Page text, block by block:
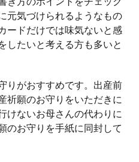
元気づけられるようなもの
ードだけでは味気ないと感
したいと考える方も多いと
りがおすすめです。出産前
祈願のお守りをいただきに
けないお母さんの代わりに
のお守りを手紙に同封して